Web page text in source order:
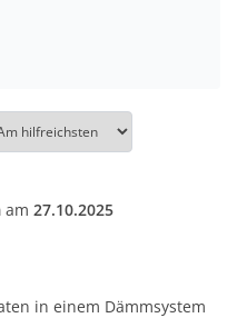
am 27.10.2025
in einem Dämmsystem